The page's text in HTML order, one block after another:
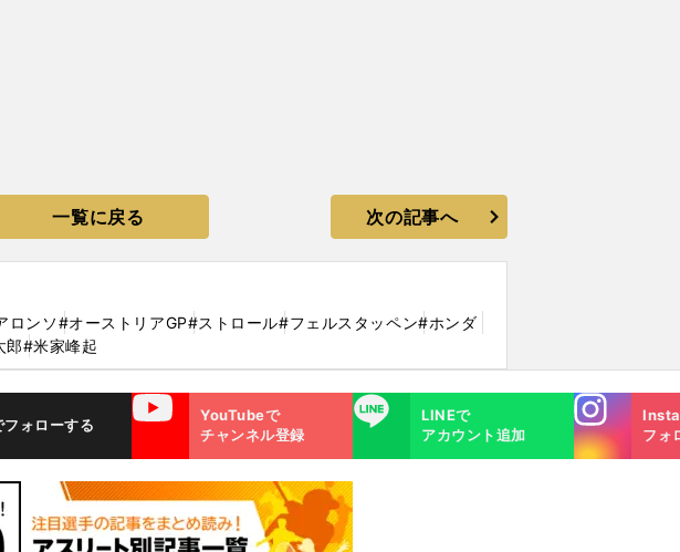
一覧に戻る 次の記事へ
ロンソ#オーストリアGP#ストロール#フェルスタッペン#ホンダ
郎#米家峰起
フォローする
YouTube
YouTubeで
チャンネル登録
LINE
LINEで
アカウント追加
Instagra
m
フォ